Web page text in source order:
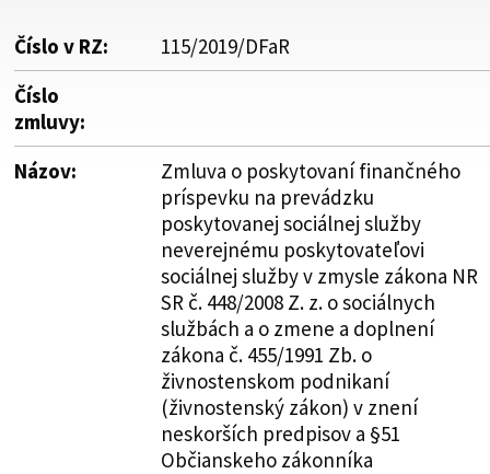
Číslo v RZ:
115/2019/DFaR
Číslo
zmluvy:
Názov:
Zmluva o poskytovaní finančného
príspevku na prevádzku
poskytovanej sociálnej služby
neverejnému poskytovateľovi
sociálnej služby v zmysle zákona NR
SR č. 448/2008 Z. z. o sociálnych
službách a o zmene a doplnení
zákona č. 455/1991 Zb. o
živnostenskom podnikaní
(živnostenský zákon) v znení
neskorších predpisov a §51
Občianskeho zákonníka